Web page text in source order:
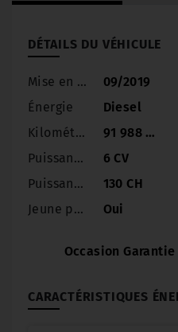
DÉTAILS DU VÉHICULE
Mise en circulation
09/2019
Énergie
Diesel
Kilométrage
91 988 km
Puissance
6 CV
Puissance réelle
130 CH
Jeune permis
Oui
Occasion Garantie
CARACTÉRISTIQUES